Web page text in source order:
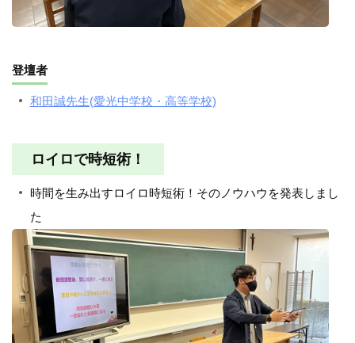
登壇者
和田誠先生(愛光中学校・高等学校)
ロイロで時短術！
時間を生み出すロイロ時短術！そのノウハウを発表しまし
た